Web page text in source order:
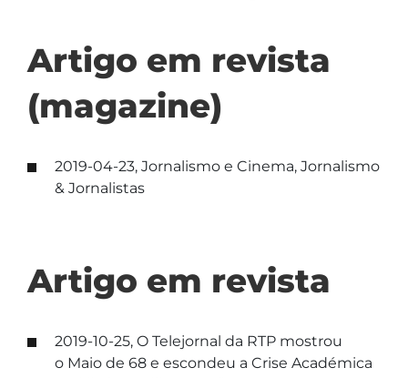
Artigo em revista
(magazine)
2019-04-23, Jornalismo e Cinema, Jornalismo
& Jornalistas
Artigo em revista
2019-10-25, O Telejornal da RTP mostrou
o Maio de 68 e escondeu a Crise Académica